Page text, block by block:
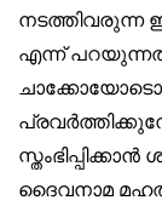
എന്ന്
ദൈവനാമ